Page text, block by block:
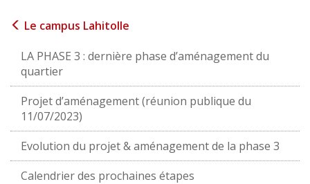
Le campus Lahitolle
LA PHASE 3 : dernière phase d’aménagement du
quartier
Projet d’aménagement (réunion publique du
11/07/2023)
Evolution du projet & aménagement de la phase 3
Calendrier des prochaines étapes